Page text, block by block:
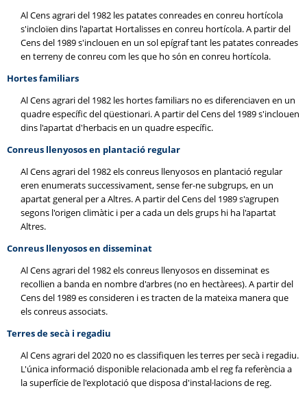
Al Cens agrari del 1982 les patates conreades en conreu hortícola
s'incloïen dins l'apartat Hortalisses en conreu hortícola. A partir del
Cens del 1989 s'inclouen en un sol epígraf tant les patates conreades
en terreny de conreu com les que ho són en conreu hortícola.
Hortes familiars
Al Cens agrari del 1982 les hortes familiars no es diferenciaven en un
quadre específic del qüestionari. A partir del Cens del 1989 s'inclouen
dins l'apartat d'herbacis en un quadre específic.
Conreus llenyosos en plantació regular
Al Cens agrari del 1982 els conreus llenyosos en plantació regular
eren enumerats successivament, sense fer-ne subgrups, en un
apartat general per a Altres. A partir del Cens del 1989 s'agrupen
segons l'origen climàtic i per a cada un dels grups hi ha l'apartat
Altres.
Conreus llenyosos en disseminat
Al Cens agrari del 1982 els conreus llenyosos en disseminat es
recollien a banda en nombre d'arbres (no en hectàrees). A partir del
Cens del 1989 es consideren i es tracten de la mateixa manera que
els conreus associats.
Terres de secà i regadiu
Al Cens agrari del 2020 no es classifiquen les terres per secà i regadiu.
L'única informació disponible relacionada amb el reg fa referència a
la superfície de l'explotació que disposa d'instal·lacions de reg.